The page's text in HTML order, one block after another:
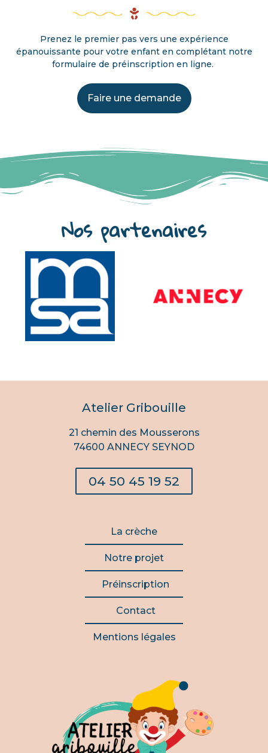
Prenez le premier pas vers une expérience
épanouissante pour votre enfant en complétant notre
formulaire de préinscription en ligne.
Faire une demande
Nos partenaires
Atelier Gribouille
21 chemin des Mousserons
74600 ANNECY SEYNOD
04 50 45 19 52
La crèche
Notre projet
Préinscription
Contact
Mentions légales